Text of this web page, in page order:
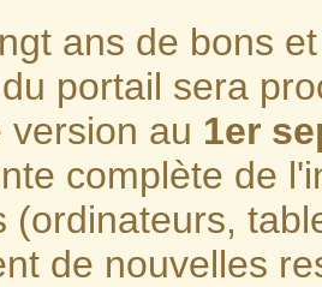
ans de bons
portail sera
version au 1er
complète de
(ordinateurs,
de nouvelles